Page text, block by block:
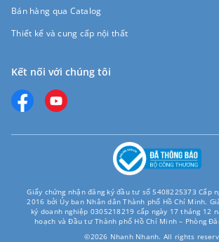
Bán hàng qua Catalog
Thiết kế và cung cấp nội thất
Kết nối với chúng tôi
Giấy chứng nhận đăng ký đầu tư số 5408225373 Cấp
2016 bởi Ủy ban Nhân dân Thành phố Hồ Chí Minh.
ký doanh nghiệp 0305218219 cấp ngày 17 tháng 12
hoạch và Đầu tư Thành phố Hồ Chí Minh – Phòng
©2026 Nhanh Nhanh. All rights